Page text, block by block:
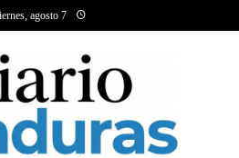
agosto 7